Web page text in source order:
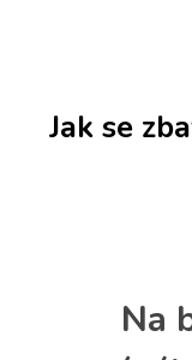
Jak se
Na